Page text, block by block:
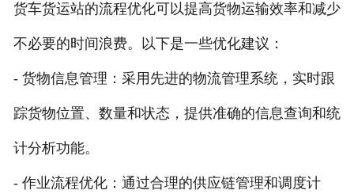
货车货运站的流程优化可以提高货物运输效率和减少
不必要的时间浪费。以下是一些优化建议：
- 货物信息管理：采用先进的物流管理系统，实时跟
踪货物位置、数量和状态，提供准确的信息查询和统
计分析功能。
- 作业流程优化：通过合理的供应链管理和调度计